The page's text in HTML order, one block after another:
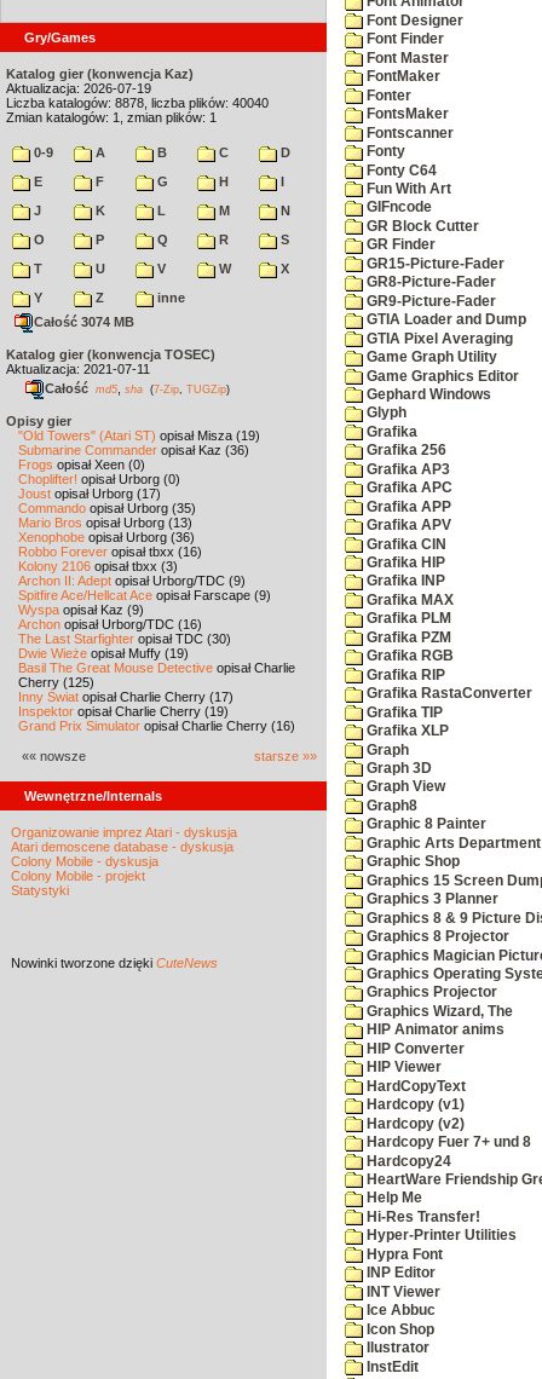
Gry/Games
Katalog gier (konwencja Kaz)
Aktualizacja: 2026-07-19
Liczba katalogów: 8878, liczba plików: 40040
Zmian katalogów: 1, zmian plików: 1
0-9 A B C
D
E
F G H
I
J
K L M
N
O
P Q R
S
T
U V W
X
Y
Z
inne
Całość 3074 MB
Katalog gier (konwencja TOSEC)
Aktualizacja: 2021-07-11
Całość md5 sha (7-Zip TUGZip)
Opisy gier
"Old Towers" (Atari ST) opisał Misza (19)
Submarine Commander opisał Kaz (36)
Frogs opisał Xeen (0)
Choplifter! opisał Urborg (0)
Joust opisał Urborg (17)
Commando opisał Urborg (35)
Mario Bros opisał Urborg (13)
Xenophobe opisał Urborg (36)
Robbo Forever opisał tbxx (16)
Kolony 2106 opisał tbxx (3)
Archon II: Adept opisał Urborg/TDC (9)
Spitfire Ace/Hellcat Ace opisał Farscape (9)
Wyspa opisał Kaz (9)
Archon opisał Urborg/TDC (16)
The Last Starfighter opisał TDC (30)
Dwie Wieże opisał Muffy (19)
Basil The Great Mouse Detective opisał Charlie
Cherry (125)
Inny Świat opisał Charlie Cherry (17)
Inspektor opisał Charlie Cherry (19)
Grand Prix Simulator opisał Charlie Cherry (16)
«« nowsze starsze »»
Wewnętrzne/Internals
Organizowanie imprez Atari - dyskusja
Atari demoscene database - dyskusja
Colony Mobile - dyskusja
Colony Mobile - projekt
Statystyki
Nowinki tworzone dzięki CuteNews
Font Designer
Font Finder
Font Master
FontMaker
Fonter
FontsMaker
Fontscanner
Fonty
Fonty C64
Fun With Art
GIFncode
GR Block Cutter
GR Finder
GR15-Picture-Fader
GR8-Picture-Fader
GR9-Picture-Fader
GTIA Loader and Dump
GTIA Pixel Averaging
Game Graph Utility
Game Graphics Editor
Gephard Windows
Glyph
Grafika
Grafika 256
Grafika AP3
Grafika APC
Grafika APP
Grafika APV
Grafika CIN
Grafika HIP
Grafika INP
Grafika MAX
Grafika PLM
Grafika PZM
Grafika RGB
Grafika RIP
Grafika RastaConverter
Grafika TIP
Grafika XLP
Graph
Graph 3D
Graph View
Graph8
Graphic 8 Painter
Graphic Arts Department
Graphic Shop
Graphics 15 Screen
Graphics 3 Planner
Graphics 8 & 9 Picture
Graphics 8 Projector
Graphics Magician
Graphics Operating
Graphics Projector
Graphics Wizard, The
HIP Animator anims
HIP Converter
HIP Viewer
HardCopyText
Hardcopy (v1)
Hardcopy (v2)
Hardcopy Fuer 7+ und 8
Hardcopy24
HeartWare Friendship
Help Me
Hi-Res Transfer!
Hyper-Printer Utilities
Hypra Font
INP Editor
INT Viewer
Ice Abbuc
Icon Shop
Ilustrator
InstEdit